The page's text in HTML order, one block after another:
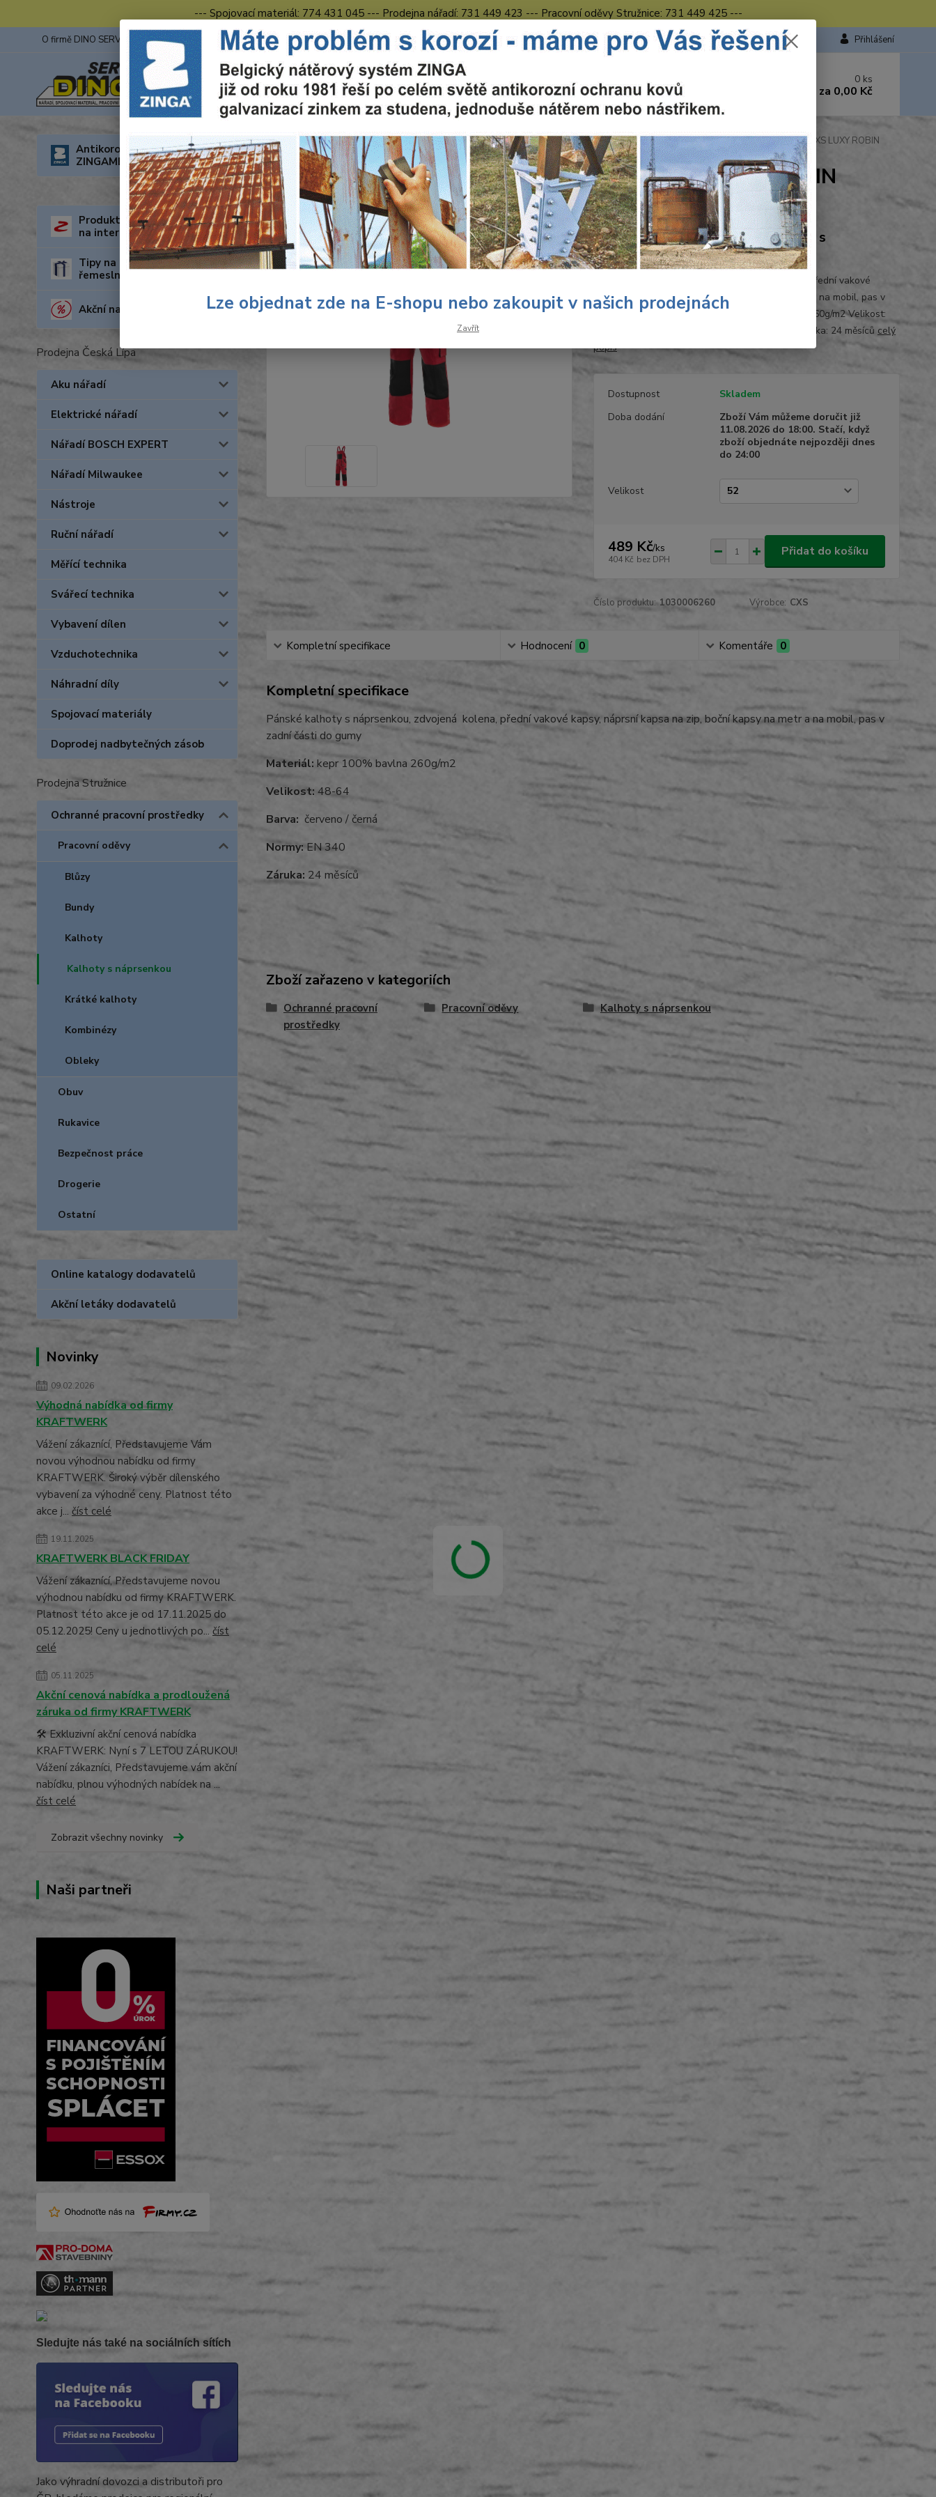
--- Spojovací materiál: 774 431 045 --- Prodejna nářadí: 731 449 423 --- Pracovní oděvy Stružnice: 731 449 425 ---
O firmě DINO SERVIS s.r.o. ZINGA Fotogalerie z výstav Obchodní podmínky Kontakty Česká Lípa Přihlášení
Hledat 731 449 423
8.00 hod. - 16.00 hod.
0 ks
za 0,00 Kč
Antikorozní nátěry
ZINGAMETALL
Produkty za nejnižší cenu
na internetu
Tipy na dárky pro kutily a
řemeslníky
Akční nabídka
Prodejna Česká Lípa
Aku nářadí
Elektrické nářadí
Nářadí BOSCH EXPERT
Nářadí Milwaukee
Nástroje
Ruční nářadí
Měřící technika
Svářecí technika
Vybavení dílen
Vzduchotechnika
Náhradní díly
Spojovací materiály
Doprodej nadbytečných zásob
Prodejna Stružnice
Ochranné pracovní prostředky
Pracovní oděvy
Blůzy
Bundy
Kalhoty
Kalhoty s náprsenkou
Krátké kalhoty
Kombinézy
Obleky
Obuv
Rukavice
Bezpečnost práce
Drogerie
Ostatní
Online katalogy dodavatelů
Akční letáky dodavatelů
Novinky
09.02.2026
Výhodná nabídka od firmy
KRAFTWERK
Vážení zákaznící, Představujeme Vám
novou výhodnou nabídku od firmy
KRAFTWERK. Široký výběr dílenského
vybavení za výhodné ceny. Platnost této
akce j... číst celé
19.11.2025
KRAFTWERK BLACK FRIDAY
Vážení zákaznící, Představujeme novou
výhodnou nabídku od firmy KRAFTWERK.
Platnost této akce je od 17.11.2025 do
05.12.2025! Ceny u jednotlivých po... číst
celé
05.11.2025
Akční cenová nabídka a prodloužená
záruka od firmy KRAFTWERK
🛠️ Exkluzivní akční cenová nabídka
KRAFTWERK: Nyní s 7 LETOU ZÁRUKOU!
Vážení zákazníci, Představujeme vám akční
nabídku, plnou výhodných nabídek na ...
číst celé
Zobrazit všechny novinky
Naši partneři
Sledujte nás také na sociálních sítích
Jako výhradní dovozci a distributoři pro
Úvod Ochranné pracovní prostředky Pracovní oděvy Kalhoty s náprsenkou Pracovní kalhoty s laclem červeno-černé CXS LUXY ROBIN
Pracovní kalhoty s laclem červeno-černé CXS LUXY ROBIN
Ohodnotit produkt
Kalhoty LUXY ROBIN montérkové s
náprsenkou
Pánské kalhoty s náprsenkou, zdvojená kolena, přední vakové
kapsy, náprsní kapsa na zip, boční kapsy na metr a na mobil, pas v
zadní části do gumy Materiál: kepr 100% bavlna 260g/m2 Velikost:
48-64 Barva: červeno / černá Normy: EN 340 Záruka: 24 měsíců celý
popis
Dostupnost
Skladem
Doba dodání
Zboží Vám můžeme doručit již
11.08.2026 do 18:00. Stačí, když
zboží objednáte nejpozději dnes
do 24:00
Velikost
489 Kč/ks
404 Kč bez DPH
Přidat do košíku
Číslo produktu: 1030006260 Výrobce: CXS
Kompletní specifikace Hodnocení 0 Komentáře 0
Kompletní specifikace
Pánské kalhoty s náprsenkou, zdvojená kolena, přední vakové kapsy, náprsní kapsa na zip, boční kapsy na metr a na mobil, pas v
zadní části do gumy
Materiál: kepr 100% bavlna 260g/m2
Velikost: 48-64
Barva: červeno / černá
Normy: EN 340
Záruka: 24 měsíců
Zboží zařazeno v kategoriích
Ochranné pracovní
prostředky
Pracovní oděvy Kalhoty s náprsenkou
Lze objednat zde na E-shopu nebo zakoupit v našich prodejnách
Zavřít